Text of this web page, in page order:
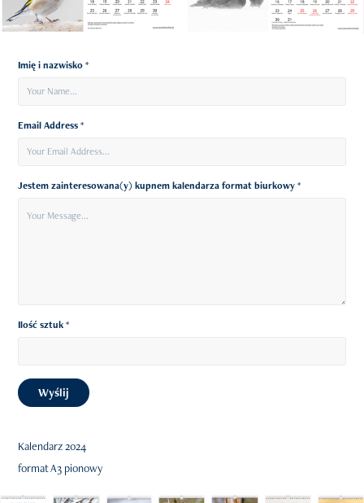
Imię i nazwisko *
Email Address *
Jestem zainteresowana(y) kupnem kalendarza format biurkowy *
Ilość sztuk *
Wyślij
Kalendarz 2024
format A3 pionowy